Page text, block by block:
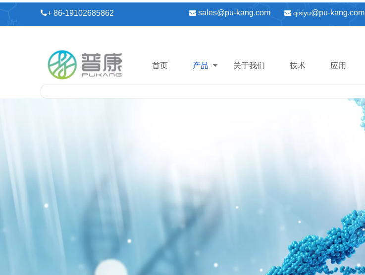
+ 86-19102685862  sales@pu-kang.com  qisiyu@pu-kang.com
首页 产品 关于我们 技术 应用